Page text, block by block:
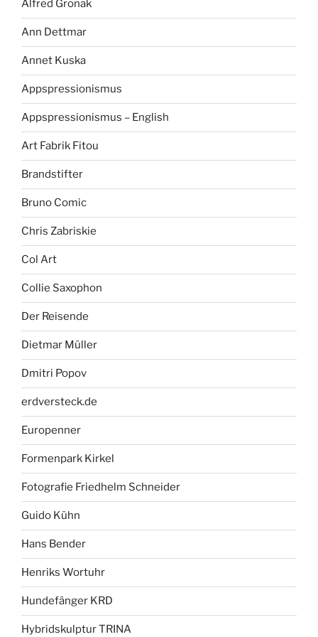
Alfred Gronak
Ann Dettmar
Annet Kuska
Appspressionismus
Appspressionismus – English
Art Fabrik Fitou
Brandstifter
Bruno Comic
Chris Zabriskie
Col Art
Collie Saxophon
Der Reisende
Dietmar Müller
Dmitri Popov
erdversteck.de
Europenner
Formenpark Kirkel
Fotografie Friedhelm Schneider
Guido Kühn
Hans Bender
Henriks Wortuhr
Hundefänger KRD
Hybridskulptur TRINA